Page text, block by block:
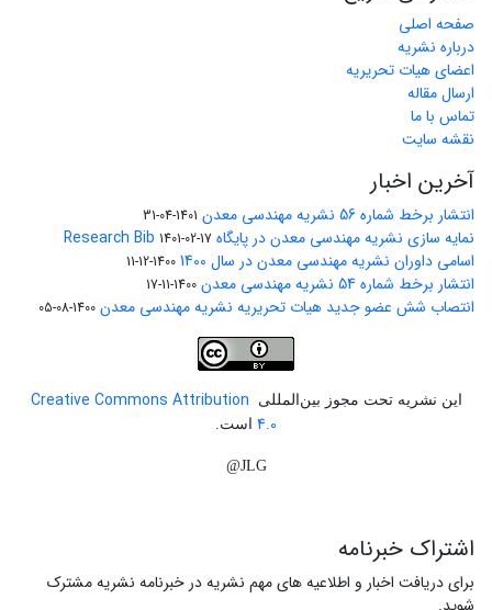
صفحه اصلی
درباره نشریه
اعضای هیات تحریریه
ارسال مقاله
تماس با ما
نقشه سایت
آخرین اخبار
انتشار برخط شماره 56 نشریه مهندسی معدن 1401-04-31
نمایه سازی نشریه مهندسی معدن در پایگاه Research Bib 1401-02-17
اسامی داوران نشریه مهندسی معدن در سال 1400 1400-12-11
انتشار برخط شماره 54 نشریه مهندسی معدن 1400-11-17
انتصاب شش عضو جدید هیات تحریریه نشریه مهندسی معدن 1400-08-05
این نشریه تحت مجوز بین‌المللی
Creative Commons Attribution
4.0 است.
JLG@
اشتراک خبرنامه
برای دریافت اخبار و اطلاعیه های مهم نشریه در خبرنامه نشریه مشترک